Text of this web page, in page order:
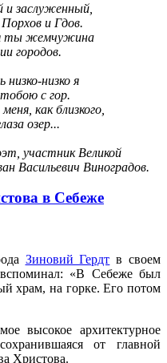
и заслуженный,
и Гдов.
ты жемчужина
городов.
низко-низко я
с гор.
как близкого,
озер...
участник Великой
Васильевич Виноградов.
в Себеже
Зиновий Гердт в своем
«В Себеже был
храм, на горке. Его потом
высокое архитектурное
от главной
Христова.